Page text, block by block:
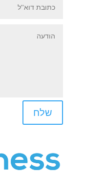
שלח